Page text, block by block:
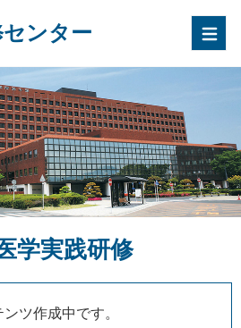
ンター
学実践研修
ンツ作成中です。